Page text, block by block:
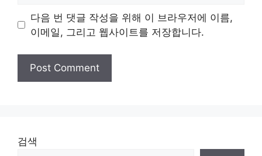
다음 번 댓글 작성을 위해 이 브라우저에 이름,
이메일, 그리고 웹사이트를 저장합니다.
검색